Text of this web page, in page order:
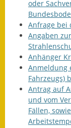
oder
Anfrage bei
Angaben
Anhänger
Anmeldung
Fahrzeugs)
Antrag auf
und vom
Fällen,